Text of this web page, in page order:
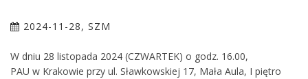
2024-11-28, SZM
W dniu 28 listopada 2024 (CZWARTEK) o godz. 16.00,
PAU w Krakowie przy ul. Sławkowskiej 17, Mała Aula, I piętro